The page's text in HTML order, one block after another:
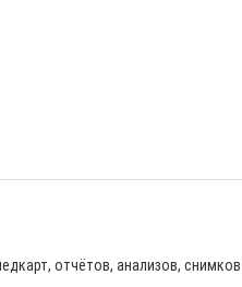
отчётов, анализов,